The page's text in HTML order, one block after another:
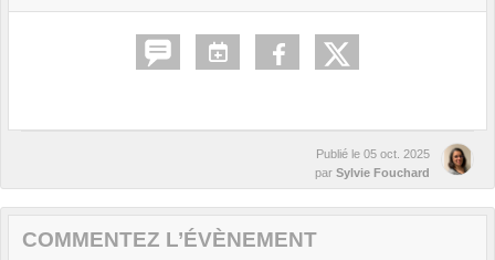
Publié le 05 oct. 2025
par Sylvie Fouchard
COMMENTEZ L’ÉVÈNEMENT